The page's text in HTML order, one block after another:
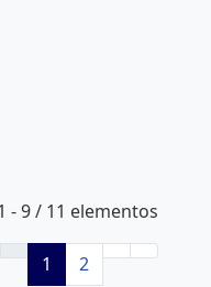
- 9 / 11 elementos
1 2